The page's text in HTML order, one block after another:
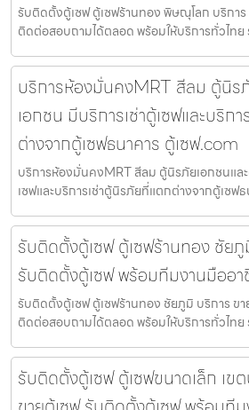
รับติดตั้งตู้เซฟ ตู้เซฟร้านทอง พิษณุโลก บริกา
ติดต่อสอบถามได้ตลอด พร้อมให้บริการทั่วไทย
บริการห้องมั่นคงMRT สีลม ตู้นิร
เอกชน มีบริการเช่าตู้เซฟและบริก
ต่างจากตู้เซฟธนาคาร ตู้เซฟ.com
บริการห้องมั่นคงMRT สีลม ตู้นิรภัยเอกชนแล
เซฟและบริการเช่าตู้นิรภัยที่แตกต่างจากตู้เซฟธ
รับติดตั้งตู้เซฟ ตู้เซฟร้านทอง ชัย
รับติดตั้งตู้เซฟ พร้อมทีมงานมืออา
รับติดตั้งตู้เซฟ ตู้เซฟร้านทอง ชัยภูมิ บริการ ข
ติดต่อสอบถามได้ตลอด พร้อมให้บริการทั่วไทย
รับติดตั้งตู้เซฟ ตู้เซฟขนาดเล็ก เข